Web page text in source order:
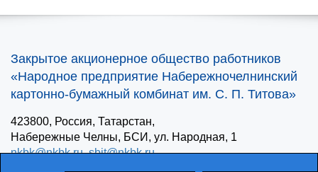
Закрытое акционерное общество работников
«Народное предприятие Набережночелнинский
картонно-бумажный комбинат им. С. П. Титова»
423800, Россия, Татарстан,
Набережные Челны, БСИ, ул. Народная, 1
nkbk@nkbk.ru,sbit@nkbk.ru